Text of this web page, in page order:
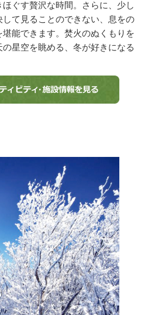
ぐす贅沢な時間。さらに、少し
て見ることのできない、息をの
能できます。焚火のぬくもりを
星空を眺める、冬が好きになる